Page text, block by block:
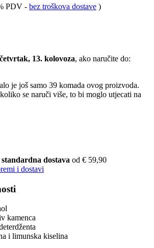
PDV - bez troškova dostave )
13. kolovoza, ako naručite do:
je još samo 39 komada ovog proizvoda.
se naruči više, to bi moglo utjecati na
dostava od € 59,90
i dostavi
kamenca
i limunska kiselina